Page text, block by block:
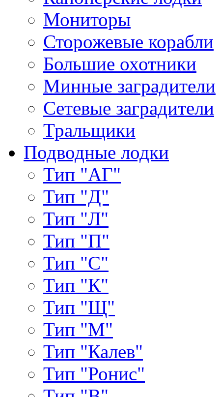
Мониторы
Сторожевые корабли
Большие охотники
Минные заградители
Сетевые заградители
Тральщики
Подводные лодки
Тип "АГ"
Тип "Д"
Тип "Л"
Тип "П"
Тип "С"
Тип "К"
Тип "Щ"
Тип "М"
Тип "Калев"
Тип "Ронис"